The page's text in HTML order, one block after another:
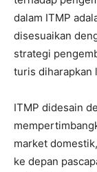
dalam ITMP
disesuaikan
strategi
turis diharapkan
ITMP didesain
market
ke depan